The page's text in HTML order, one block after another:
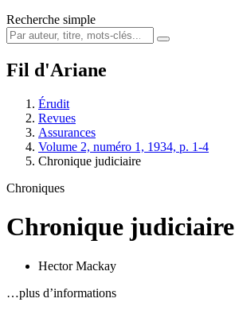
Recherche simple
Fil d'Ariane
Érudit
Revues
Assurances
Volume 2, numéro 1, 1934, p. 1-4
Chronique judiciaire
Chroniques
Chronique judiciaire
Hector Mackay
…plus d’informations